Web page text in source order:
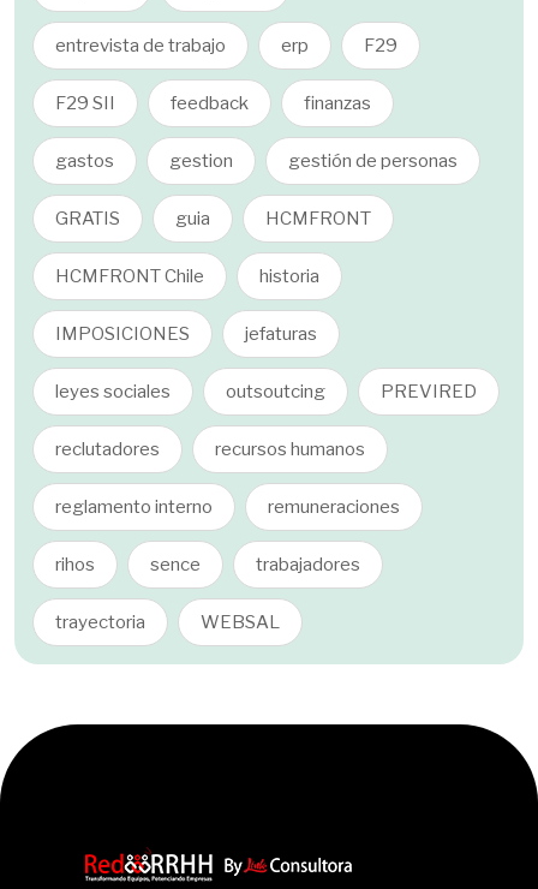
entrevista de trabajo erp F29
F29 SII feedback finanzas
gastos gestion gestión de personas
GRATIS guia HCMFRONT
HCMFRONT Chile historia
IMPOSICIONES jefaturas
leyes sociales outsoutcing PREVIRED
reclutadores recursos humanos
reglamento interno remuneraciones
rihos sence trabajadores
trayectoria WEBSAL